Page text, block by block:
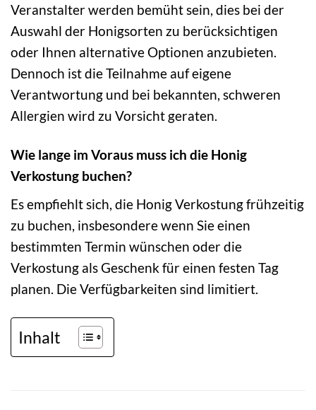
Veranstalter werden bemüht sein, dies bei der
Auswahl der Honigsorten zu berücksichtigen
oder Ihnen alternative Optionen anzubieten.
Dennoch ist die Teilnahme auf eigene
Verantwortung und bei bekannten, schweren
Allergien wird zu Vorsicht geraten.
Wie lange im Voraus muss ich die Honig
Verkostung buchen?
Es empfiehlt sich, die Honig Verkostung frühzeitig
zu buchen, insbesondere wenn Sie einen
bestimmten Termin wünschen oder die
Verkostung als Geschenk für einen festen Tag
planen. Die Verfügbarkeiten sind limitiert.
Inhalt